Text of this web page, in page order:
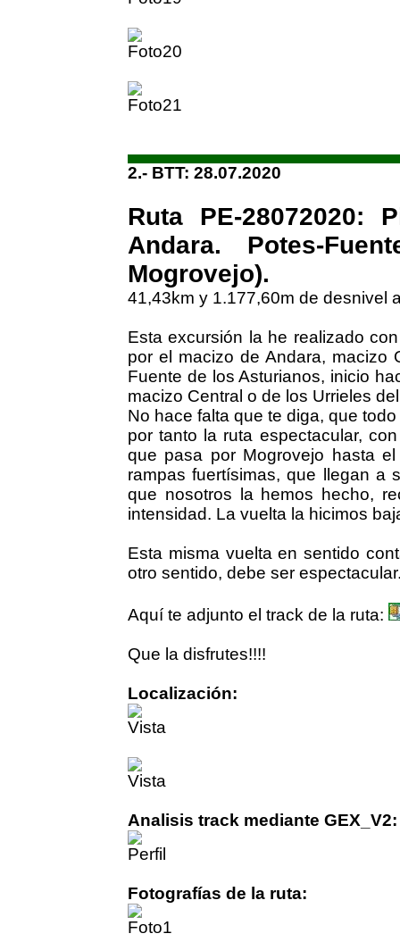
2.- BTT: 28.07.2020
Ruta PE-28072020:
Andara. Potes-
Mogrovejo).
41,43km y 1.177,60m de desnivel
Esta excursión la he realizado
por el macizo de Andara, macizo
Fuente de los Asturianos, inicio
macizo Central o de los Urrieles
No hace falta que te diga, que
por tanto la ruta espectacular,
que pasa por Mogrovejo hasta
rampas fuertísimas, que llegan a
que nosotros la hemos hecho,
intensidad. La vuelta la hicimos
Esta misma vuelta en sentido
otro sentido, debe ser
Aquí te adjunto el track de la ruta:
Que la disfrutes!!!!
Localización:
Analisis track mediante GEX_V2:
Fotografías de la ruta: